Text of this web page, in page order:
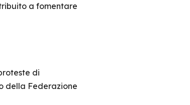
a fomentare
di
della Federazione